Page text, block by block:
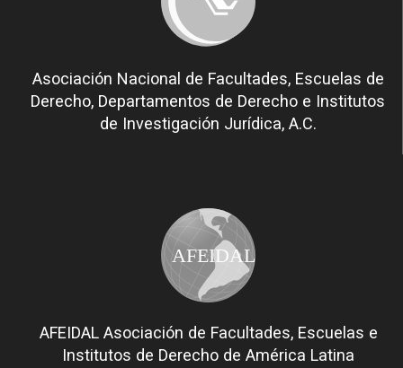
Asociación Nacional de Facultades, Escuelas de
Derecho, Departamentos de Derecho e Institutos
de Investigación Jurídica, A.C.
AFEIDAL
AFEIDAL Asociación de Facultades, Escuelas e
Institutos de Derecho de América Latina